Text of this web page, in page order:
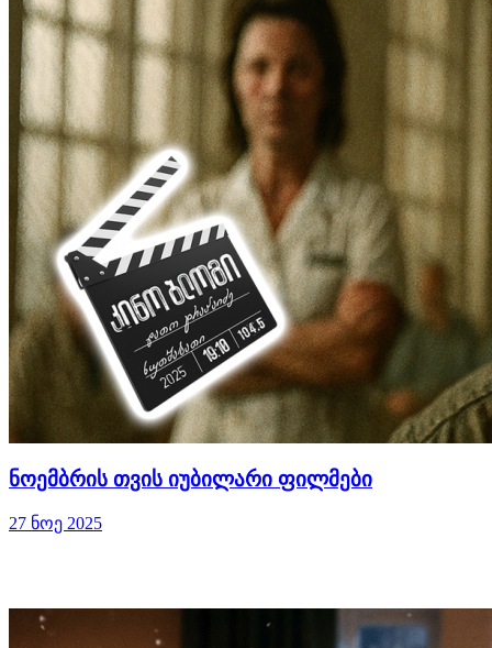
ნოემბრის თვის იუბილარი ფილმები
27 ნოე 2025